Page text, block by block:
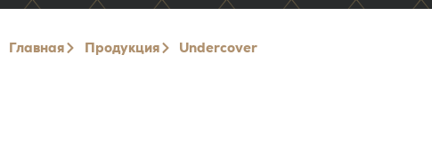
Главная Продукция Undercover